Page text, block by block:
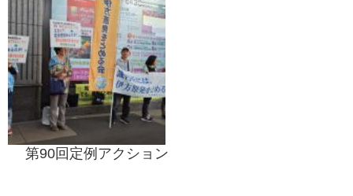
第90回定例アクション